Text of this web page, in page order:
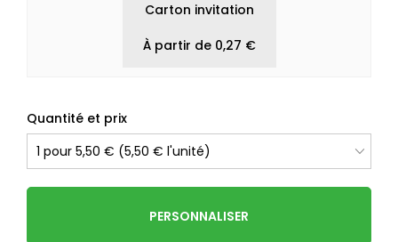
Carton invitation
À partir de 0,27 €
Quantité et prix
PERSONNALISER